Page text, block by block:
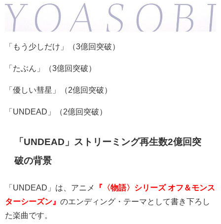
「もう少しだけ」（3億回突破）
「たぶん」（3億回突破）
「優しい彗星」（2億回突破）
「 UNDEAD 」（2億回突破）
「UNDEAD」ストリーミング再生数2億回突
破の背景
「 UNDEAD 」は、アニメ
『〈物語〉シリーズ オフ＆モンス
ターシーズン』 のエンディング・テーマとして書き下ろし
た楽曲です。